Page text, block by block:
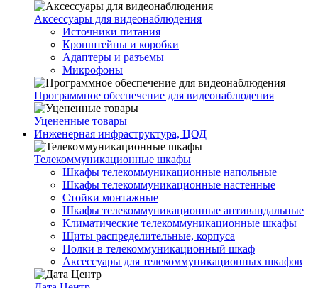
Аксессуары для видеонаблюдения
Источники питания
Кронштейны и коробки
Адаптеры и разъемы
Микрофоны
Программное обеспечение для видеонаблюдения
Уцененные товары
Инженерная инфраструктура, ЦОД
Телекоммуникационные шкафы
Шкафы телекоммуникационные напольные
Шкафы телекоммуникационные настенные
Стойки монтажные
Шкафы телекоммуникационные антивандальные
Климатические телекоммуникационные шкафы
Щиты распределительные, корпуса
Полки в телекоммуникационный шкаф
Аксессуары для телекоммуникационных шкафов